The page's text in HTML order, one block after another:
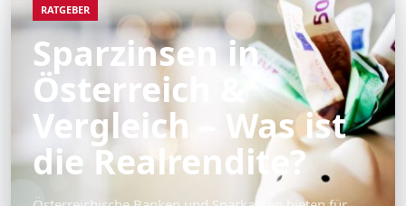
RATGEBER
Sparzinsen in
Österreich &
Vergleich – Was ist
die Realrendite?